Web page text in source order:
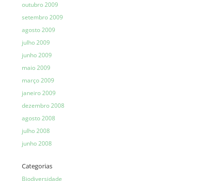
outubro 2009
setembro 2009
agosto 2009
julho 2009
junho 2009
maio 2009
março 2009
janeiro 2009
dezembro 2008
agosto 2008
julho 2008
junho 2008
Categorias
Biodiversidade